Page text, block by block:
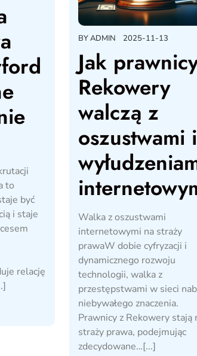
to
być
i staje
relację
BYADMIN 2025-11-13
Jak
Rekowery
walczą z
oszustwami i
Walka z oszustwami
internetowymi na straży
prawaW dobie cyfryzacji i
dynamicznego rozwoju
technologii, walka z
przestępstwami w sieci
niebywałego znaczenia.
Prawnicy z Rekowery stają
straży prawa, podejmując
zdecydowane…[...]